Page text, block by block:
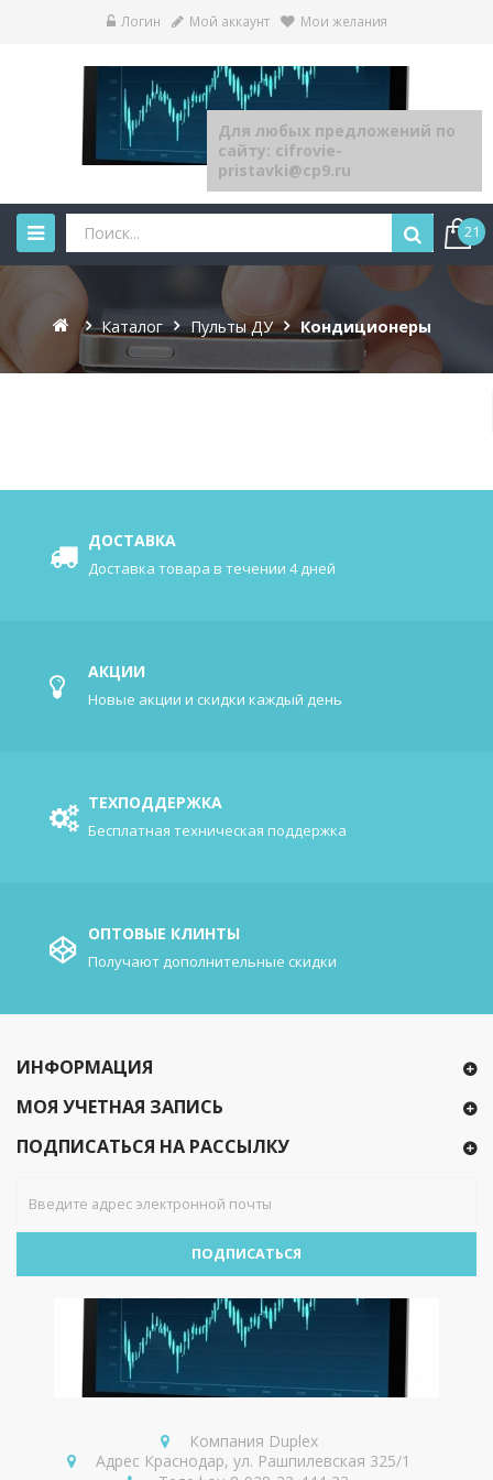
Логин Мой аккаунт Мои желания
21
Каталог Пульты ДУ Кондиционеры
ДОСТАВКА
Доставка товара в течении 4 дней
АКЦИИ
Новые акции и скидки каждый день
ТЕХПОДДЕРЖКА
Бесплатная техническая поддержка
ОПТОВЫЕ КЛИНТЫ
Получают дополнительные скидки
ИНФОРМАЦИЯ
МОЯ УЧЕТНАЯ ЗАПИСЬ
ПОДПИСАТЬСЯ НА РАССЫЛКУ
ПОДПИСАТЬСЯ
Компания Duplex
Адрес Краснодар, ул. Рашпилевская 325/1
Для любых предложений по
сайту: cifrovie-
pristavki@cp9.ru